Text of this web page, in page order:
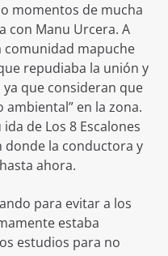
momentos de mucha
con Manu Urcera. A
comunidad mapuche
repudiaba la unión y
que consideran que
en la zona.
de Los 8 Escalones
donde la conductora y
ahora.
para evitar a los
estaba
estudios para no